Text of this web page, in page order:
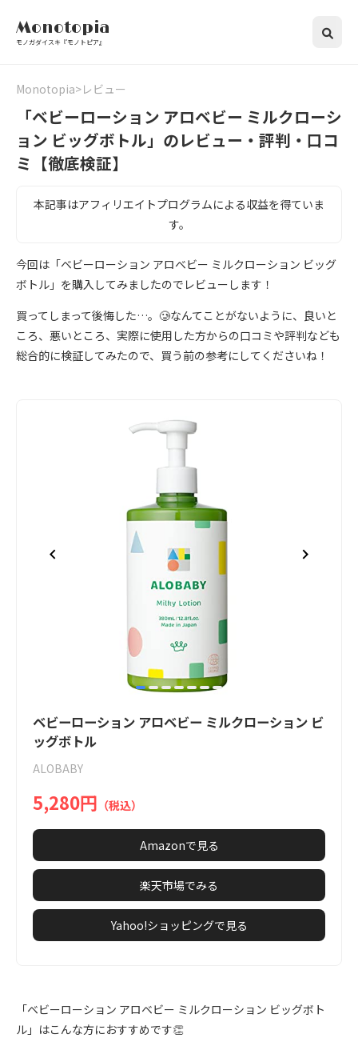
Monotopia
モノガダイスキ『モノトピア』
Monotopia レビュー
「ベビーローション アロベビー ミルクローシ
ョン ビッグボトル」のレビュー・評判・口コ
ミ【徹底検証】
本記事はアフィリエイトプログラムによる収益を得ていま
す。
今回は「ベビーローション アロベビー ミルクローション ビッグ
ボトル」を購入してみましたのでレビューします！
買ってしまって後悔した…。🥲なんてことがないように、良いと
ころ、悪いところ、実際に使用した方からの口コミや評判なども
総合的に検証してみたので、買う前の参考にしてくださいね！
itemitemitemitemitem
itemitem
1
of
7
ベビーローション アロベビー ミルクローション ビ
ッグボトル
ALOBABY
5,280円 （税込）
Amazonで見る
楽天市場でみる
Yahoo!ショッピングで見る
「ベビーローション アロベビー ミルクローション ビッグボト
ル」はこんな方におすすめです👏